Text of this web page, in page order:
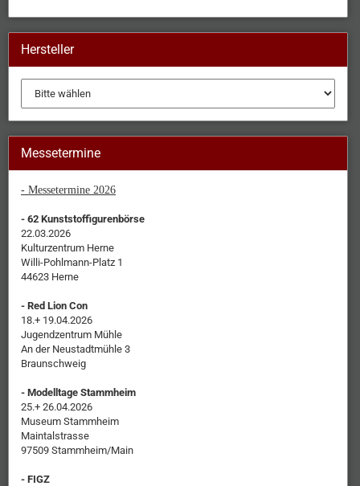
Hersteller
Messetermine
- Messetermine 2026
- 62 Kunststoffigurenbörse
22.03.2026
Kulturzentrum Herne
Willi-Pohlmann-Platz 1
44623 Herne
- Red Lion Con
18.+ 19.04.2026
Jugendzentrum Mühle
An der Neustadtmühle 3
Braunschweig
- Modelltage Stammheim
25.+ 26.04.2026
Museum Stammheim
Maintalstrasse
97509 Stammheim/Main
- FIGZ